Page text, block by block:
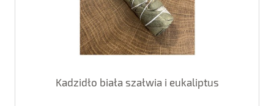
Kadzidło biała szałwia i eukaliptus